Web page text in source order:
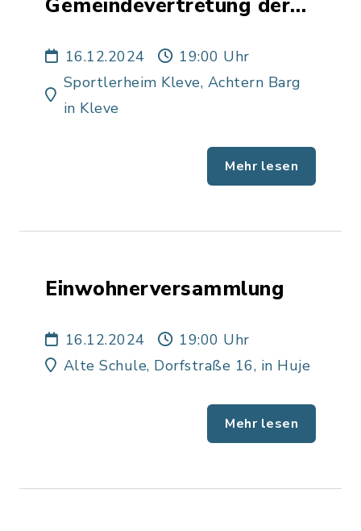
16.12.2024
19:00 Uhr
Sportlerheim Kleve, Achtern Barg
in Kleve
Mehr lesen
Einwohnerversammlung
16.12.2024
19:00 Uhr
Alte Schule, Dorfstraße 16, in Huje
Mehr lesen